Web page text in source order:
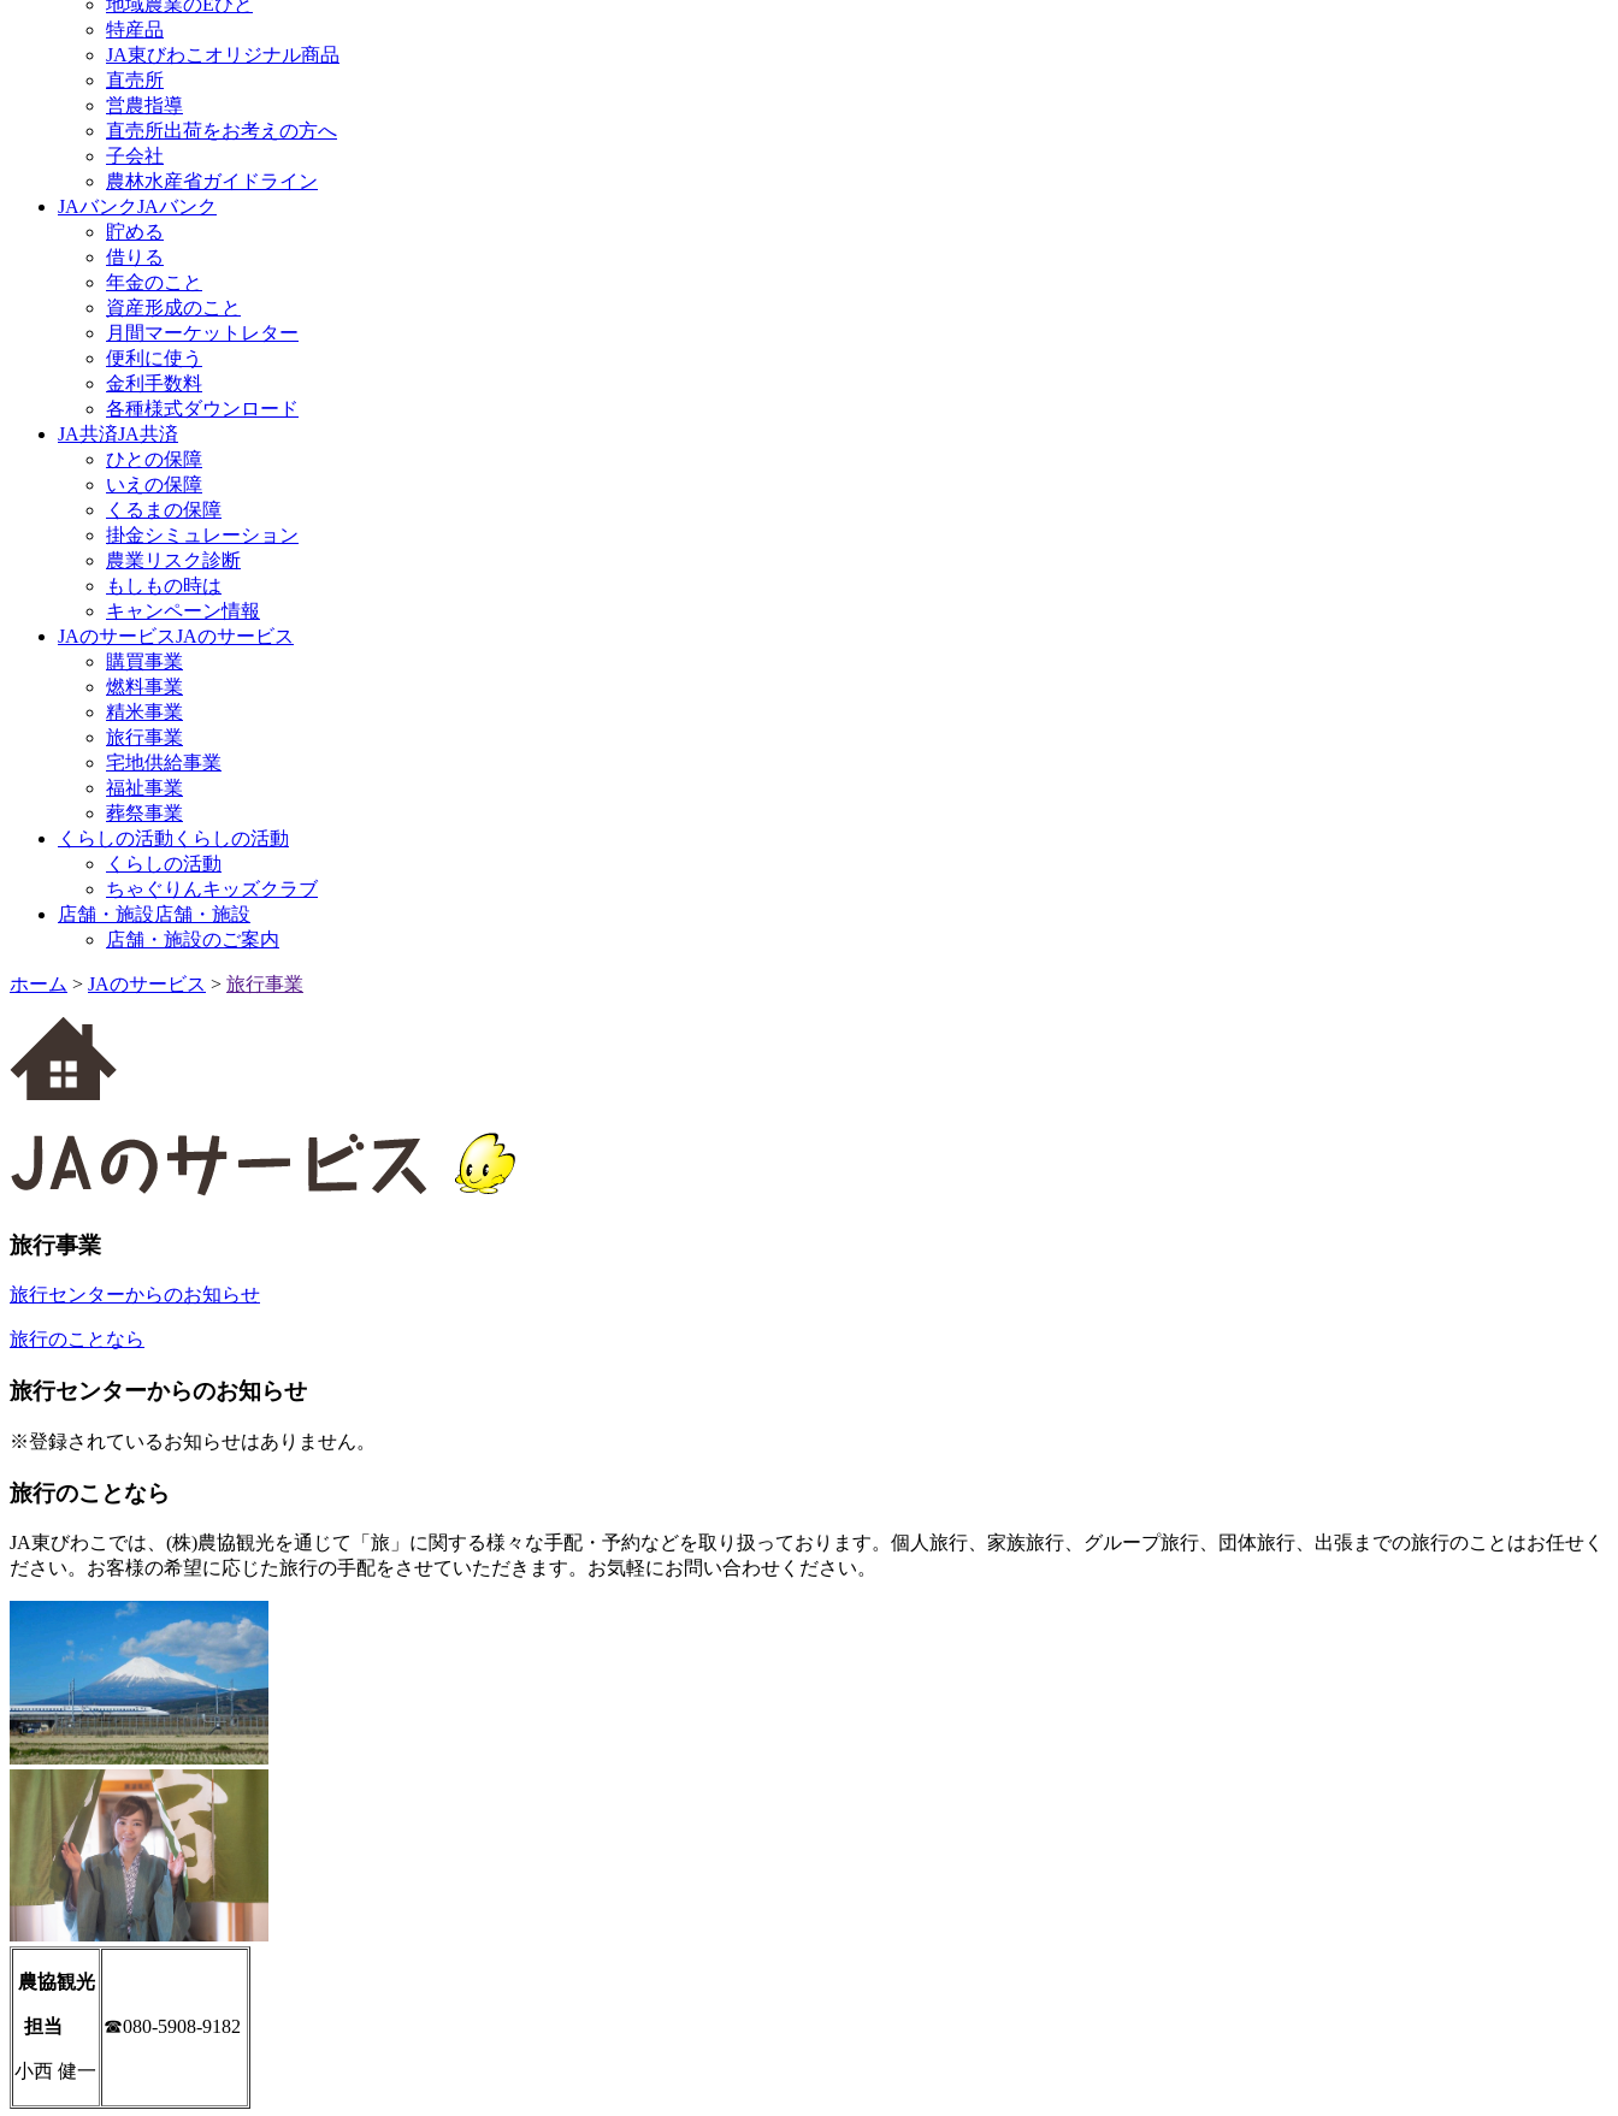
特産品
JA東びわこオリジナル商品
直売所
営農指導
直売所出荷をお考えの方へ
子会社
農林水産省ガイドライン
JAバンクJAバンク
貯める
借りる
年金のこと
資産形成のこと
月間マーケットレター
便利に使う
金利手数料
各種様式ダウンロード
JA共済JA共済
ひとの保障
いえの保障
くるまの保障
掛金シミュレーション
農業リスク診断
もしもの時は
キャンペーン情報
JAのサービスJAのサービス
購買事業
燃料事業
精米事業
旅行事業
宅地供給事業
福祉事業
葬祭事業
くらしの活動 くらしの活動
くらしの活動
ちゃぐりんキッズクラブ
店舗・施設店舗・施設
店舗・施設のご案内
ホーム > JAのサービス > 旅行事業
旅行事業
旅行センターからのお知らせ
旅行のことなら
旅行センターからのお知らせ
※登録されているお知らせはありません。
旅行のことなら
JA東びわこでは、(株)農協観光を通じて「旅」に関する様々な手配・予約などを取り扱っております。個人旅行、家族旅行、グループ旅行、団体旅行、出張までの旅行のことはお任せく
ださい。お客様の希望に応じた旅行の手配をさせていただきます。お気軽にお問い合わせください。
農協観光
担当
小西 健一
☎080-5908-9182